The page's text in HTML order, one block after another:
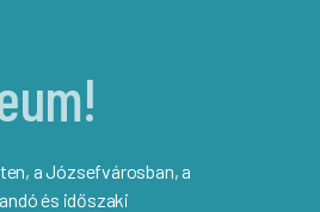
a Józsefvárosban, a
és időszaki